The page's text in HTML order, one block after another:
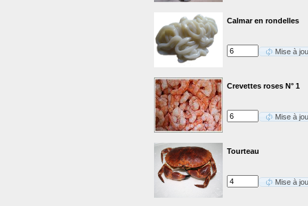
Calmar en rondelles
Mise à
Crevettes roses N° 1
Mise à
Tourteau
Mise à